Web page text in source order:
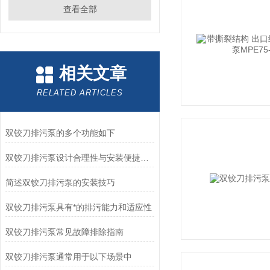
查看全部
相关文章
RELATED ARTICLES
双铰刀排污泵的多个功能如下
简述双铰刀排污泵的安装技巧
双铰刀排污泵具有*的排污能力和适应性
双铰刀排污泵常见故障排除指南
双铰刀排污泵通常用于以下场景中